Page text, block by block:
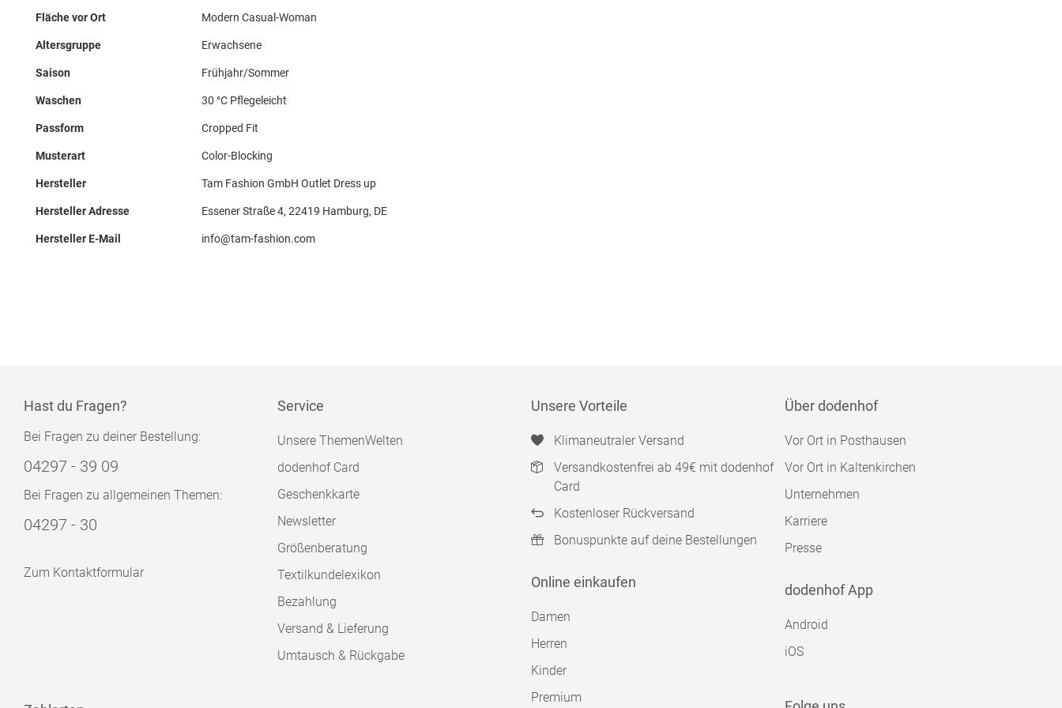
Fläche vor Ort Modern Casual-Woman
Altersgruppe Erwachsene
Saison Frühjahr/Sommer
Waschen 30 °C Pflegeleicht
Passform Cropped Fit
Musterart Color-Blocking
Hersteller Tam Fashion GmbH Outlet Dress up
Hersteller Adresse Essener Straße 4, 22419 Hamburg, DE
Hersteller E-Mail info@tam-fashion.com
Hast du Fragen?
Bei Fragen zu deiner Bestellung:
04297 - 39 09
Bei Fragen zu allgemeinen Themen:
04297 - 30
Zum Kontaktformular
Service
Unsere ThemenWelten
dodenhof Card
Geschenkkarte
Newsletter
Größenberatung
Textilkundelexikon
Bezahlung
Versand & Lieferung
Umtausch & Rückgabe
Unsere Vorteile
Klimaneutraler Versand
Versandkostenfrei ab 49€ mit dodenhof
Card
Kostenloser Rückversand
Bonuspunkte auf deine Bestellungen
Online einkaufen
Damen
Herren
Kinder
Premium
Über dodenhof
Vor Ort in Posthausen
Vor Ort in Kaltenkirchen
Unternehmen
Karriere
Presse
dodenhof App
Android
iOS